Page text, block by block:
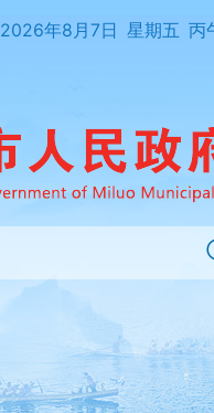
2026年8月7日 星期五 丙